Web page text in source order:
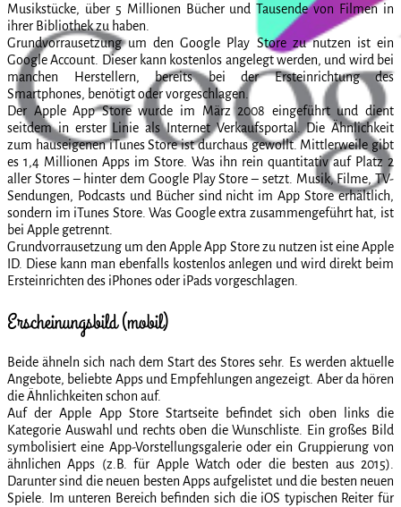
Musikstücke, über 5 Millionen Bücher und Tausende von Filmen in
ihrer Bibliothek zu haben.
Grundvorrausetzung um den Google Play Store zu nutzen ist ein
Google Account. Dieser kann kostenlos angelegt werden, und wird bei
manchen Herstellern, bereits bei der Ersteinrichtung des
Smartphones, benötigt oder vorgeschlagen.
Der Apple App Store wurde im März 2008 eingeführt und dient
seitdem in erster Linie als Internet Verkaufsportal. Die Ähnlichkeit
zum hauseigenen iTunes Store ist durchaus gewollt. Mittlerweile gibt
es 1,4 Millionen Apps im Store. Was ihn rein quantitativ auf Platz 2
aller Stores – hinter dem Google Play Store – setzt. Musik, Filme, TV-
Sendungen, Podcasts und Bücher sind nicht im App Store erhältlich,
sondern im iTunes Store. Was Google extra zusammengeführt hat, ist
bei Apple getrennt.
Grundvorrausetzung um den Apple App Store zu nutzen ist eine Apple
ID. Diese kann man ebenfalls kostenlos anlegen und wird direkt beim
Ersteinrichten des iPhones oder iPads vorgeschlagen.
Erscheinungsbild (mobil)
Beide ähneln sich nach dem Start des Stores sehr. Es werden aktuelle
Angebote, beliebte Apps und Empfehlungen angezeigt. Aber da hören
die Ähnlichkeiten schon auf.
Auf der Apple App Store Startseite befindet sich oben links die
Kategorie Auswahl und rechts oben die Wunschliste. Ein großes Bild
symbolisiert eine App-Vorstellungsgalerie oder ein Gruppierung von
ähnlichen Apps (z.B. für Apple Watch oder die besten aus 2015).
Darunter sind die neuen besten Apps aufgelistet und die besten neuen
Spiele. Im unteren Bereich befinden sich die iOS typischen Reiter für